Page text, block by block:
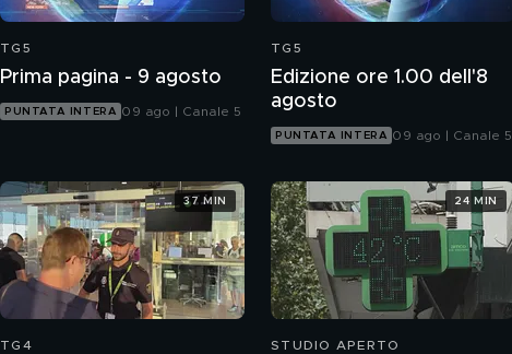
TG5
Prima pagina - 9 agosto
PUNTATA INTERA 09 ago | Canale 5
TG5
Edizione ore 1.00 dell'8
agosto
PUNTATA INTERA 09 ago | Canale 5
TG4
37 MIN
STUDIO APERTO
24 MIN